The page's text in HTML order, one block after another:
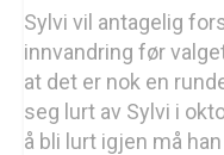
Sylvi vil antagelig
innvandring før
at det er nok en
seg lurt av Sylvi i
å bli lurt igjen må